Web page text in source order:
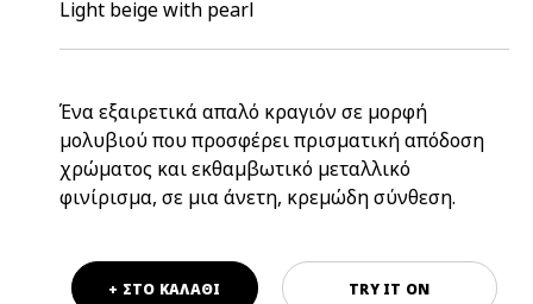
Ένα εξαιρετικά απαλό κραγιόν σε μορφή
μολυβιού που προσφέρει πρισματική απόδοση
χρώματος και εκθαμβωτικό μεταλλικό
φινίρισμα, σε μια άνετη, κρεμώδη σύνθεση.
Light beige with pearl
TRY IT ON
+ ΣΤΟ ΚΑΛΑΘΙ